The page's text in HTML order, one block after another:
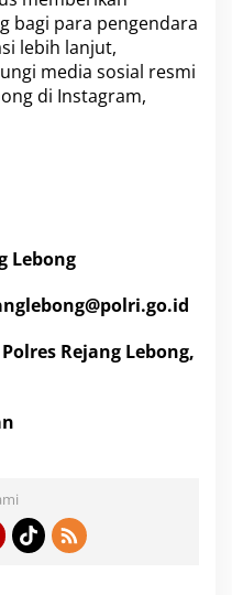
bagi para pengendara
lebih lanjut,
media sosial resmi
di Instagram,
Lebong
Rejang Lebong,